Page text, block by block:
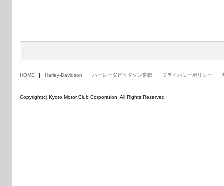
HOME Harley-Davidson ハーレーダビッドソン京都 プライバシーポリシー
Copyright(c) Kyoto Motor Club Corporation. All Rights Reserved